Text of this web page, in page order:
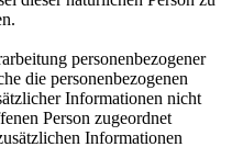
personenbezogener
die personenbezogenen
Informationen nicht
Person zugeordnet
Informationen